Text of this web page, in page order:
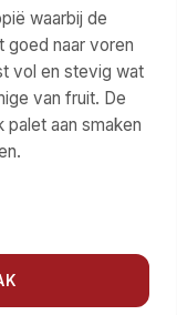
waarbij de
goed naar voren
vol en stevig wat
van fruit. De
aan smaken